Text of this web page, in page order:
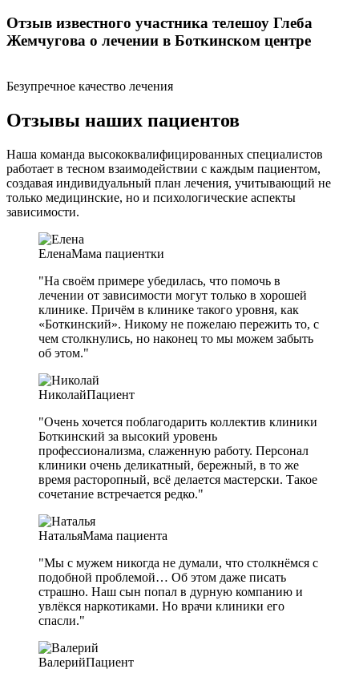
Отзыв известного участника телешоу Глеба
Жемчугова о лечении в Боткинском центре
Безупречное качество лечения
Отзывы наших пациентов
Наша команда высококвалифицированных специалистов
работает в тесном взаимодействии с каждым пациентом,
создавая индивидуальный план лечения, учитывающий не
только медицинские, но и психологические аспекты
зависимости.
ЕленаМама пациентки
"На своём примере убедилась, что помочь в
лечении от зависимости могут только в хорошей
клинике. Причём в клинике такого уровня, как
«Боткинский». Никому не пожелаю пережить то, с
чем столкнулись, но наконец то мы можем забыть
об этом."
НиколайПациент
"Очень хочется поблагодарить коллектив клиники
Боткинский за высокий уровень
профессионализма, слаженную работу. Персонал
клиники очень деликатный, бережный, в то же
время расторопный, всё делается мастерски. Такое
сочетание встречается редко."
НатальяМама пациента
"Мы с мужем никогда не думали, что столкнёмся с
подобной проблемой… Об этом даже писать
страшно. Наш сын попал в дурную компанию и
увлёкся наркотиками. Но врачи клиники его
спасли."
ВалерийПациент